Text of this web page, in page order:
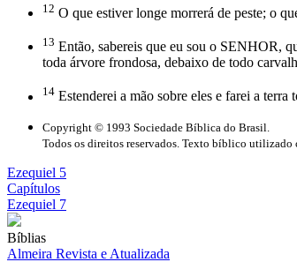
12 O que estiver longe morrerá de peste; o
13 Então, sabereis que eu sou o SENHOR,
toda árvore frondosa, debaixo de todo
14 Estenderei a mão sobre eles e farei a terra
Copyright © 1993 Sociedade Bíblica do Brasil.
Todos os direitos reservados. Texto bíblico utilizado
Ezequiel 5
Capítulos
Ezequiel 7
Bíblias
Almeira Revista e Atualizada